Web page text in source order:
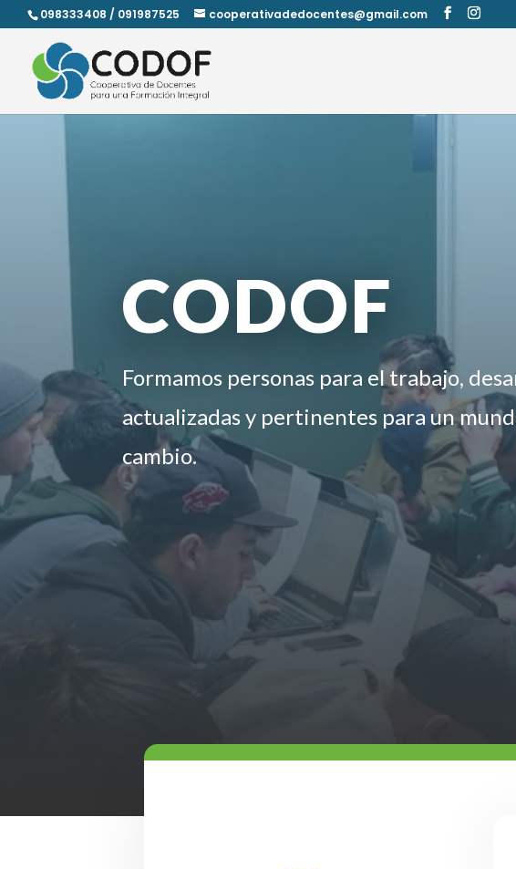
098333408 / 091987525 cooperativadedocentes@gmail.com
CODOF
Formamos personas para el trabajo,
actualizadas y pertinentes para un
cambio.